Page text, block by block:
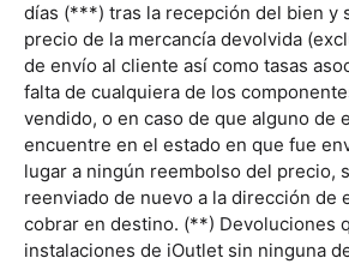
días (***) tras la recepción del bien y
precio de la mercancía devolvida
de envío al cliente así como tasas
falta de cualquiera de los
vendido, o en caso de que alguno de
encuentre en el estado en que fue
lugar a ningún reembolso del precio,
reenviado de nuevo a la dirección de
cobrar en destino. (**) Devoluciones
instalaciones de iOutlet sin ninguna